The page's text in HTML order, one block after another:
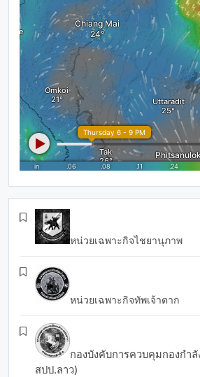
หน่วยเฉพาะกิจไชยานุภาพ
หน่วยเฉพาะกิจทัพเจ้าตาก
กองบังคับการควบคุมกองกำลั
สปป.ลาว)